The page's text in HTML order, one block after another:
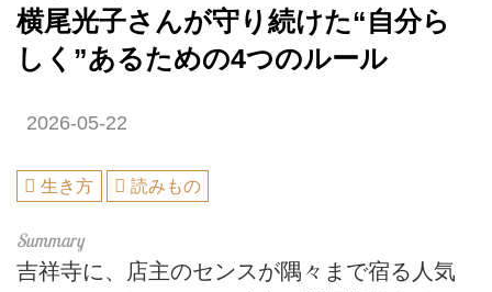
横尾光子さんが守り続けた“自分ら
しく”あるための4つのルール
2026-05-22
生き方 読みもの
吉祥寺に、店主のセンスが隅々まで宿る人気